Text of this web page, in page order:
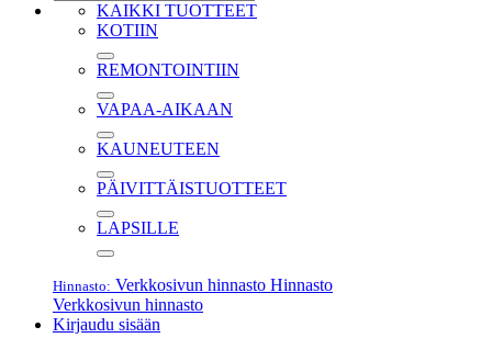
KAIKKI TUOTTEET
KOTIIN
REMONTOINTIIN
VAPAA-AIKAAN
KAUNEUTEEN
PÄIVITTÄISTUOTTEET
LAPSILLE
Hinnasto: Verkkosivun hinnasto Hinnasto
Verkkosivun hinnasto
Kirjaudu sisään